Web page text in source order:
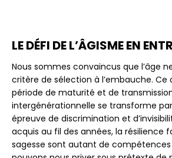
LE DÉFI DE L’ÂGISME EN
Nous sommes convaincus que l’âge
critère de sélection à l’embauche. Ce
période de maturité et de
intergénérationnelle se transforme
épreuve de discrimination et
acquis au fil des années, la résilience
sagesse sont autant de